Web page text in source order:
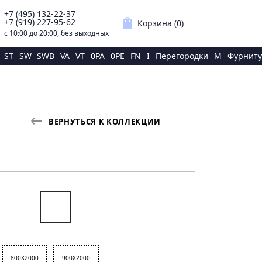
+7 (495) 132-22-37
+7 (919) 227-95-62
с 10:00 до 20:00, без выходных
shopping_bag Корзина (0)
ST SW SWB VA VT 0PA 0PE FN I Перегородки M
ВЕРНУТЬСЯ К КОЛЛЕКЦИИ
800X2000 900X2000